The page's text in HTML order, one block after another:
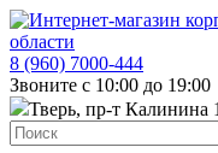
8 (960) 7000-444
Звоните с 10:00 до 19:00
Тверь, пр-т